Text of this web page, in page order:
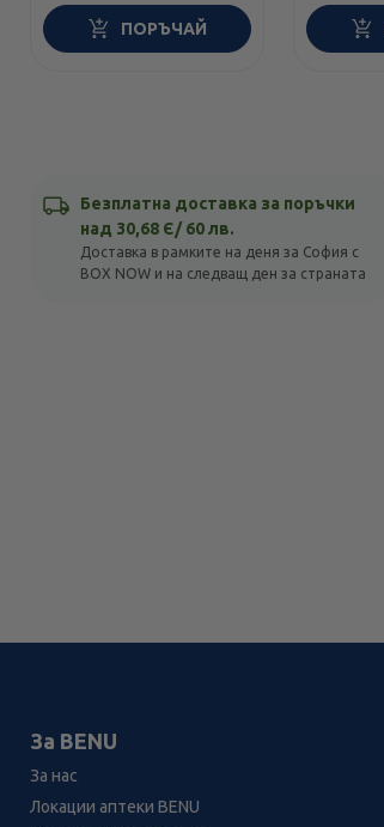
ПОРЪЧАЙ
Безплатна доставка за поръчки
над 30,68 Є/ 60 лв.
Доставка в рамките на деня за София с
BOX NOW и на следващ ден за страната
За BENU
За нас
Локации аптеки BENU